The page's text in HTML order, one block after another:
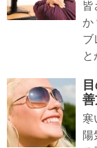
皆
か
ブ
善
寒
陽